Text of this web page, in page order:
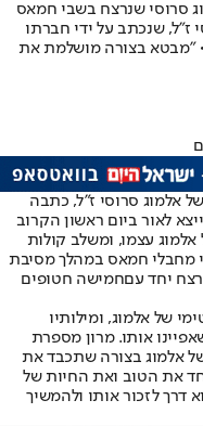
סרוסי שנרצח בשבי חמאס
ז"ל, שנכתב על ידי חברתו
"מבטא בצורה מושלמת את
אלמוג סרוסי ז"ל, כתבה
לאור ביום ראשון הקרוב
עצמו, ומשלב קולות
מחבלי חמאס במהלך מסיבת
חמישה חטופים
של אלמוג, ומילותיו
אותו. מרון מספרת
של אלמוג בצורה שתכבד את
את הטוב ואת החיות של
דרך לזכור אותו ולהמשיך